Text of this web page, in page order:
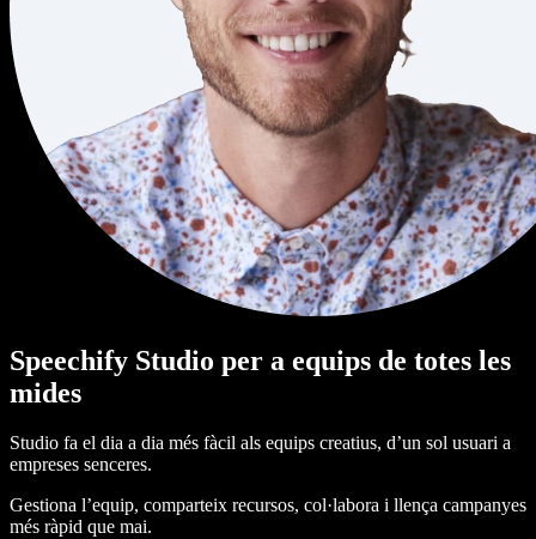
Speechify Studio per a equips de totes les
mides
Studio fa el dia a dia més fàcil als equips creatius, d’un sol usuari a
empreses senceres.
Gestiona l’equip, comparteix recursos, col·labora i llença campanyes
més ràpid que mai.